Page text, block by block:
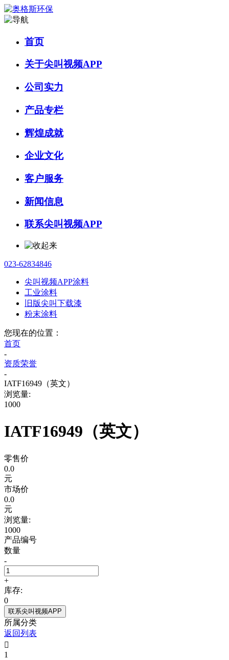
首页
关于尖叫视频APP
公司实力
产品专栏
辉煌成就
企业文化
客户服务
新闻信息
联系尖叫视频APP
023-62834846
尖叫视频APP涂料
工业涂料
旧版尖叫下载漆
粉末涂料
您现在的位置：
首页
-
资质荣誉
-
IATF16949（英文）
浏览量:
1000
IATF16949（英文）
零售价
0.0
元
市场价
0.0
元
浏览量:
1000
产品编号
数量
-
+
库存:
0
联系尖叫视频APP
所属分类
返回列表

1